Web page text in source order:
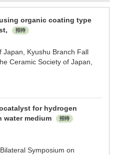
organic coating type
招待
Japan, Kyushu Branch Fall
Ceramic Society of Japan,
for hydrogen
water medium
招待
Symposium on